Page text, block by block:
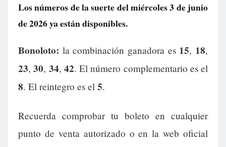
Los números de la suerte del miércoles 3 de junio
de 2026 ya están disponibles.
Bonoloto: la combinación ganadora es 15, 18,
23,30, 34, 42. El número complementario es el
8. El reintegro es el 5.
Recuerda comprobar tu boleto en cualquier
punto de venta autorizado o en la web oficial